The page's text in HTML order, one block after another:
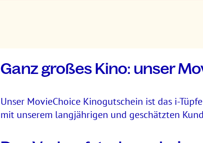
Ganz großes Kino: unser
Unser MovieChoice Kinogutschein ist das i-
mit unserem langjährigen und geschätzten